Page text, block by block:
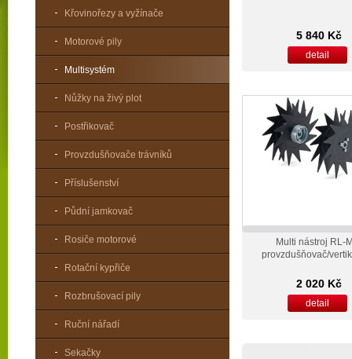
Křovinořezy a vyžínače
Motorové pily
Multisystém
Nůžky na živý plot
Postřikovač
Provzdušňovače trávníků
Příslušenství
Půdní jamkovač
Rosiče motorové
Rotační kypřiče
Rozbrušovací pily
Ruční nářadí
Sekačky
5 840 Kč
detail
Multi nástroj RL-
provzdušňovač/
2 020 Kč
detail